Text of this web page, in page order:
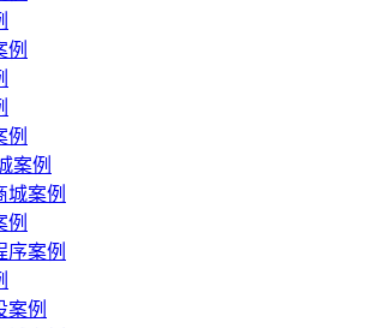
例
例
案例
城案例
例
序案例
案例